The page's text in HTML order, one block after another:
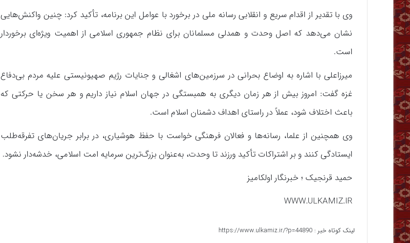
وی با تقدیر از اقدام سریع و انقلابی رسانه ملی در برخورد با عوامل این برنامه، تأکید کرد: چنین واکنش‌هایی
نشان می‌دهد که اصل وحدت و همدلی مسلمانان برای نظام جمهوری اسلامی از اهمیت ویژه‌ای برخوردار
است.
میرزاعلی با اشاره به اوضاع بحرانی در سرزمین‌های اشغالی و جنایات رژیم صهیونیستی علیه مردم بی‌دفاع
غزه گفت: امروز بیش از هر زمان دیگری به همبستگی در جهان اسلام نیاز داریم و هر سخن یا حرکتی که
باعث اختلاف شود، عملاً در راستای اهداف دشمنان اسلام است.
وی همچنین از علما، رسانه‌ها و فعالان فرهنگی خواست با حفظ هوشیاری، در برابر جریان‌های تفرقه‌طلب
ایستادگی کنند و بر اشتراکات تأکید ورزند تا وحدت، به‌عنوان بزرگ‌ترین سرمایه امت اسلامی، خدشه‌دار نشود.
حمید قرنجیک ؛ خبرنگار اولکامیز
WWW.ULKAMIZ.IR
لینک کوتاه خبر : https://www.ulkamiz.ir/?p=44890